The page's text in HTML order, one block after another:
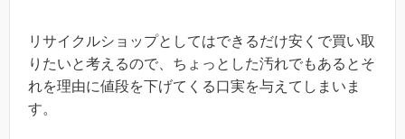
リサイクルショップとしてはできるだけ安くで買い取
りたいと考えるので、ちょっとした汚れでもあるとそ
れを理由に値段を下げてくる口実を与えてしまいま
す。